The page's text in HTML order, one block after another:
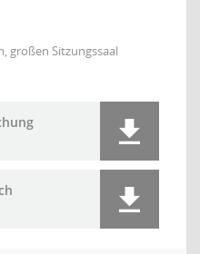
großen Sitzungssaal